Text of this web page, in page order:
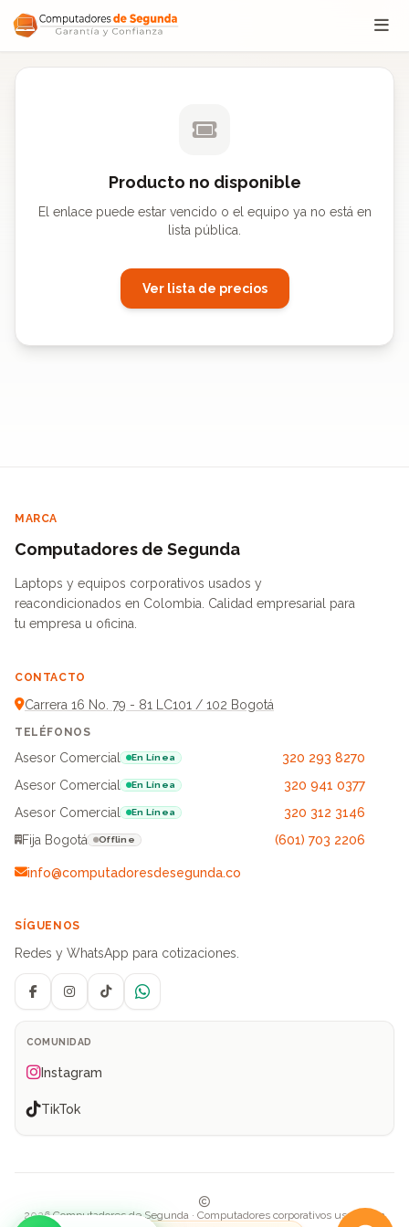
Saltar al contenido
Producto no disponible
El enlace puede estar vencido o el equipo ya no está en
lista pública.
Ver lista de precios
MARCA
Computadores de Segunda
Laptops y equipos corporativos usados y
reacondicionados en Colombia. Calidad empresarial para
tu empresa u oficina.
CONTACTO
Carrera 16 No. 79 - 81 LC101 / 102 Bogotá
TELÉFONOS
Asesor Comercial En Línea
320 293 8270
Asesor Comercial
En Línea
320 941 0377
Asesor Comercial
En Línea
320 312 3146
Fija Bogotá
Offline (601) 703 2206
info@computadoresdesegunda.co
SÍGUENOS
Redes y WhatsApp para cotizaciones.
FacebookInstagramTikTokWhatsApp
COMUNIDAD
Instagram
TikTok
2026 Computadores de Segunda · Computadores corporativos usados en